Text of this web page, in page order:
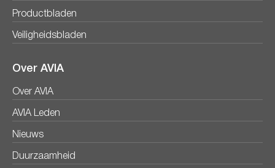
Productbladen
Veiligheidsbladen
Over AVIA
Over AVIA
AVIA Leden
Nieuws
Duurzaamheid